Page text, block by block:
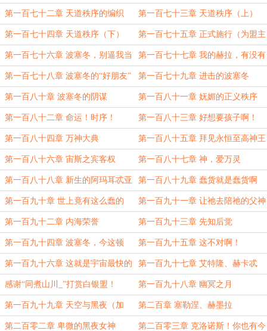
子
第一百七十二章 天道秩序的编织
（为盟主二与二不二加更！明天还
有！）
第一百七十三章 天道秩序（上）
第一百七十四章 天道秩序（下） 第一百七十五章 正式施行（为盟主
二与二不二加更！）
第一百七十六章 波塞冬，别逼我当
着那么多神的面打你
第一百七十七章 我的赫拉，有没有
想我？
第一百七十八章 波塞冬的“好朋友” 第一百七十九章 进击的波塞冬
第一百八十章 波塞冬的阴谋 第一百八十一章 妩媚的正义秩序
第一百八十二章 命运！时序！
（7K大章）
第一百八十三章 好想要孩子啊！
第一百八十四章 万神大典 第一百八十五章 拜见永恒至高神王
陛下——宙斯！（6K）
第一百八十六章 宙斯之宾客权 第一百八十七章 神，爱万灵
第一百八十八章 新生的阿玛耳忒亚
（月底求月票~）
第一百八十九章 蠢货就是蠢货啊
（月底求月票~）
第一百九十章 世上竟有这么蠢的
神？！（月底求月票~）
第一百九十一章 让祂去陪祂的父神
吧（月底求月票~）
第一百九十二章 内海荣誉 第一百九十三章 先知后觉
第一百九十四章 波塞冬，今这顿
打，你挨定了！（月初求月票啊
~~~）
第一百九十五章 这不对啊！
（5K，月票加更，月初求月票~）
第一百九十六章 这就是宇宙最快的
法则啊
第一百九十七章 艾特隆、赫卡忒
感谢“同煮山川_”打赏白银盟！ 第一百九十八章 幽冥之月
第一百九十九章 天空与黑夜（加
更！）
第二百章 塞勒涅、赫墨拉
第二百零二章 卑微的黑夜女神 第二百零三章 克洛诺斯！你也有今